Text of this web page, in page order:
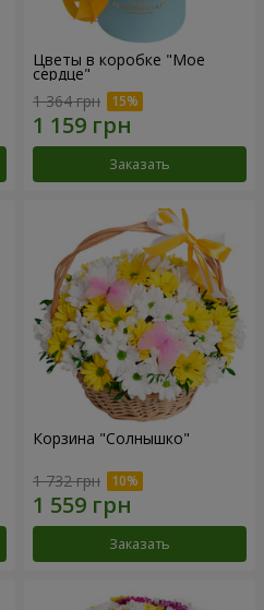
Цветы в коробке "Мое
сердце"
1 364 грн
Заказать
Корзина "Солнышко"
1 732 грн
Заказать